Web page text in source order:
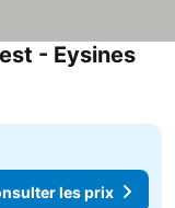
- Eysines
les prix